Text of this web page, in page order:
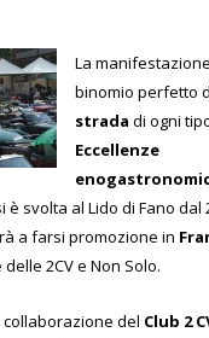
La
binomio perfetto
stradadi ogni
Eccellenze
è svolta al Lido di Fano dal
a farsi promozione in
2CV e Non Solo.
del Club 2